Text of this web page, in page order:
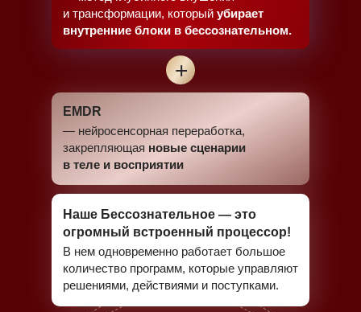
— нейросенсорная переработка,
закрепляющая новые сценарии
в теле и восприятии
EMDR
В нем одновременно работает большое
количество программ, которые управляют
решениями, действиями и поступками.
Наше Бессознательное — это
огромный встроенный процессор!
и трансформации, который убирает
внутренние блоки в бессознательном.
+